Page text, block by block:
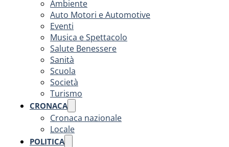
Ambiente
Auto Motori e Automotive
Eventi
Musica e Spettacolo
Salute Benessere
Sanità
Scuola
Società
Turismo
CRONACA
Cronaca nazionale
Locale
POLITICA